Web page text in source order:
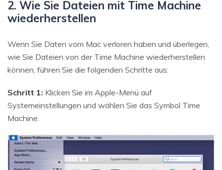
2. Wie Sie Dateien mit Time Machine
wiederherstellen
Wenn Sie Daten vom Mac verloren haben und überlegen,
wie Sie Dateien von der Time Machine wiederherstellen
können, führen Sie die folgenden Schritte aus:
Schritt 1: Klicken Sie im Apple-Menü auf
Systemeinstellungen und wählen Sie das Symbol Time
Machine.